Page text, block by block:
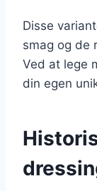
Disse
smag og de
Ved at lege
din egen